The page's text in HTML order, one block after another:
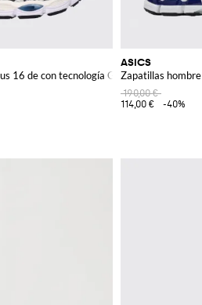
16 de con tecnología GEL
ASICS
Zapatillas hombre
190,00 €
114,00 €
-40%